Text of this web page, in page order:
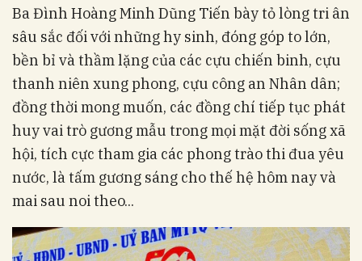
Ba Đình Hoàng Minh Dũng Tiến bày tỏ lòng tri ân
sâu sắc đối với những hy sinh, đóng góp to lớn,
bền bỉ và thầm lặng của các cựu chiến binh, cựu
thanh niên xung phong, cựu công an Nhân dân;
đồng thời mong muốn, các đồng chí tiếp tục phát
huy vai trò gương mẫu trong mọi mặt đời sống xã
hội, tích cực tham gia các phong trào thi đua yêu
nước, là tấm gương sáng cho thế hệ hôm nay và
mai sau noi theo...